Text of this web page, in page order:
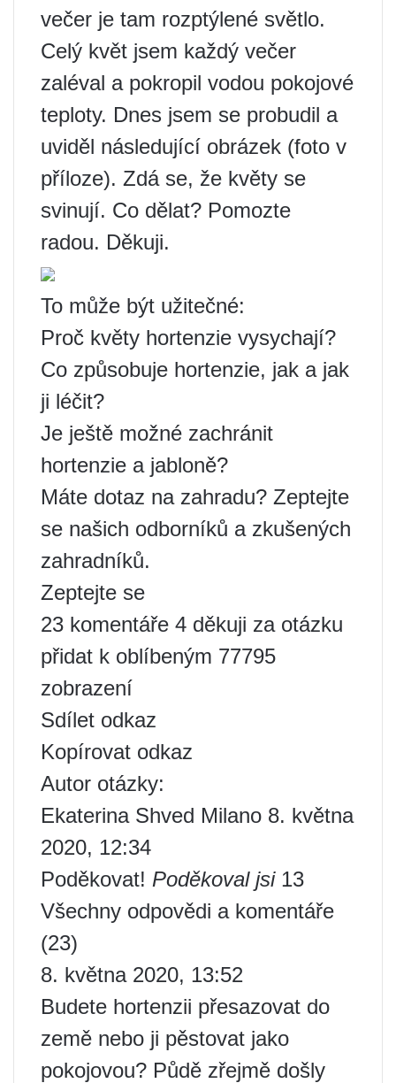
večer je tam rozptýlené světlo.
Celý květ jsem každý večer
zaléval a pokropil vodou pokojové
teploty. Dnes jsem se probudil a
uviděl následující obrázek (foto v
příloze). Zdá se, že květy se
svinují. Co dělat? Pomozte
radou. Děkuji.
To může být užitečné:
Proč květy hortenzie vysychají?
Co způsobuje hortenzie, jak a jak
ji léčit?
Je ještě možné zachránit
hortenzie a jabloně?
Máte dotaz na zahradu? Zeptejte
se našich odborníků a zkušených
zahradníků.
Zeptejte se
23 komentáře 4 děkuji za otázku
přidat k oblíbeným 77795
zobrazení
Sdílet odkaz
Kopírovat odkaz
Autor otázky:
Ekaterina Shved Milano 8. května
2020, 12:34
Poděkovat! Poděkoval jsi13
Všechny odpovědi a komentáře
(23)
8. května 2020, 13:52
Budete hortenzii přesazovat do
země nebo ji pěstovat jako
pokojovou? Půdě zřejmě došly